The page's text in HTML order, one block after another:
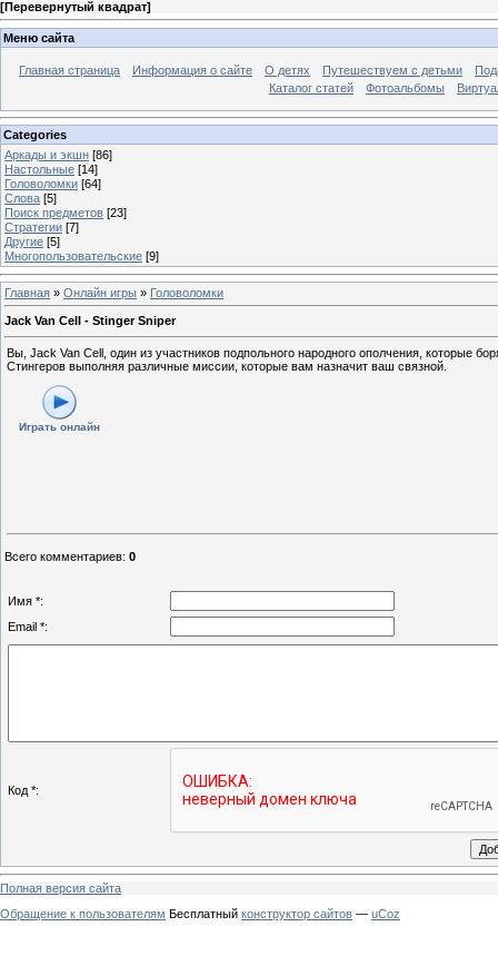
[Перевернутый квадрат]
Меню сайта
Главная страница Информация о сайте О детях Путешествуем с детьми
Каталог статей
Фотоальбомы
Categories
Аркады и экшн [86]
Настольные [14]
Головоломки [64]
Слова [5]
Поиск предметов [23]
Стратегии [7]
Другие [5]
Многопользовательские [9]
Главная » Онлайн игры » Головоломки
Jack Van Cell - Stinger Sniper
Вы, Jack Van Cell, один из участников подпольного народного ополчения, которые
Стингеров выполняя различные миссии, которые вам назначит ваш связной.
Играть онлайн
Всего комментариев: 0
Имя *:
Email *:
Код *:
Полная версия сайта
Обращение к пользователям Бесплатный конструктор сайтов — uCoz